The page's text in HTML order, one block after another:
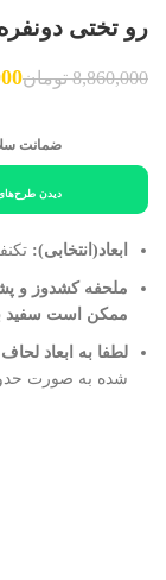
رو تختی
8,860,000 تومان
ضمانت
دیدن طرح‌های
ابعاد(انتخابی):
ملحفه کشدوز و
ممکن است سفید
لطفا به ابعاد
شده به صورت